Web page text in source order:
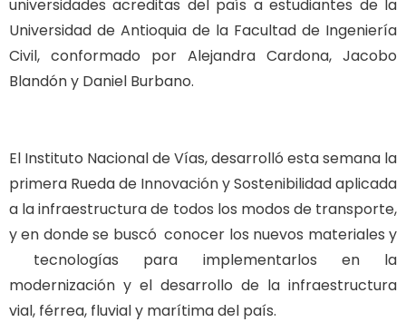
universidades acreditas del país a estudiantes de la
Universidad de Antioquia de la Facultad de Ingeniería
Civil, conformado por Alejandra Cardona, Jacobo
Blandón y Daniel Burbano.
El Instituto Nacional de Vías, desarrolló esta semana la
primera Rueda de Innovación y Sostenibilidad aplicada
a la infraestructura de todos los modos de transporte,
y en donde se buscó conocer los nuevos materiales y
tecnologías para implementarlos en la
modernización y el desarrollo de la infraestructura
vial, férrea, fluvial y marítima del país.